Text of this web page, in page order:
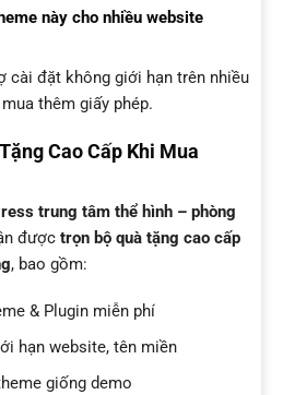
này cho nhiều website
cài đặt không giới hạn trên nhiều
thêm giấy phép.
Cao Cấp Khi Mua
trung tâm thể hình – phòng
được trọn bộ quà tặng cao cấp
, bao gồm:
& Plugin miễn phí
hạn website, tên miền
giống demo